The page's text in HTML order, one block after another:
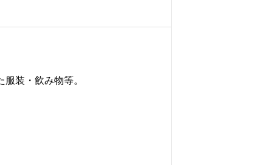
装・飲み物等。